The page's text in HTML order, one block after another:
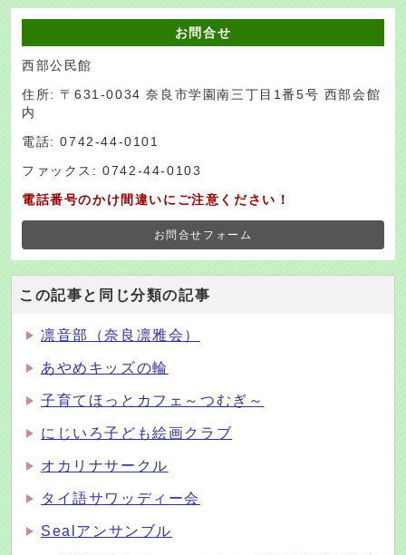
お問合せ
西部公民館
住所: 〒631-0034 奈良市学園南三丁目1番5号 西部会館
内
電話: 0742-44-0101
ファックス: 0742-44-0103
電話番号のかけ間違いにご注意ください！
お問合せフォーム
この記事と同じ分類の記事
凛音部（奈良凛雅会）
あやめキッズの輪
子育てほっとカフェ～つむぎ～
にじいろ子ども絵画クラブ
オカリナサークル
タイ語サワッディー会
Sealアンサンブル